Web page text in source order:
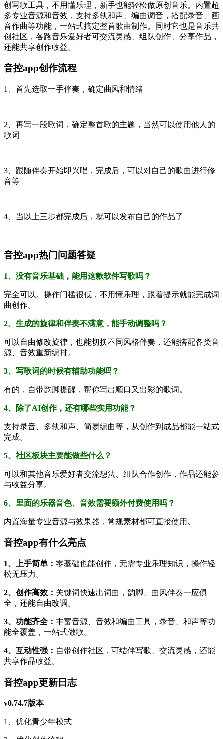
创写歌工具，不用懂乐理，新手也能轻松做原创音乐。内置超
多专业音源和音效，支持多轨和声、编曲调音，搭配录音、画
音作曲等功能，一站式搞定整首歌曲制作。同时它也是音乐共
创社区，各路音乐爱好者可交流灵感、组队创作、分享作品，
还能共享创作收益。
音控app创作流程
1、首先选取一手伴奏，确定曲风和情绪
2、再写一段歌词，确定整首歌的主题，当然可以使用他人的
歌词
3、跟随伴奏开始即兴唱，完成后，可以对自己的歌曲进行修
音等
4、当以上三步都完成后，就可以发布自己的作品了
音控app热门问题答疑
1、没有音乐基础，能用这款软件写歌吗？
完全可以。操作门槛很低，不用懂乐理，跟着提示就能完成词
曲创作。
2、生成的旋律和伴奏不满意，能手动调整吗？
可以自由修改旋律，也能切换不同风格伴奏，还能搭配各类音
源、音效重新编排。
3、写歌词的时候有辅助功能吗？
有的，自带韵脚提醒，帮你写出顺口又出彩的歌词。
4、除了AI创作，还有哪些实用功能？
支持录音、多轨和声、简易编曲等，从创作到成品都能一站式
完成。
5、社区板块主要能做些什么？
可以和其他音乐爱好者交流想法、组队合作创作，作品还能参
与收益分享。
6、里面的乐器音色、音效需要额外付费使用吗？
内置海量专业音源与效果器，常规素材都可直接使用。
音控app有什么亮点
1、上手简单： 零基础也能创作，无需专业乐理知识，操作轻
松无压力。
2、创作高效： 关键词快速出词曲，韵脚、曲风伴奏一应俱
全，还能自由改调。
3、功能齐全： 丰富音源、音效和编曲工具，录音、和声等功
能全覆盖，一站式做歌。
4、互动性强： 自带创作社区，可结伴写歌、交流灵感，还能
共享作品收益。
音控app更新日志
v0.74.7版本
1、优化青少年模式